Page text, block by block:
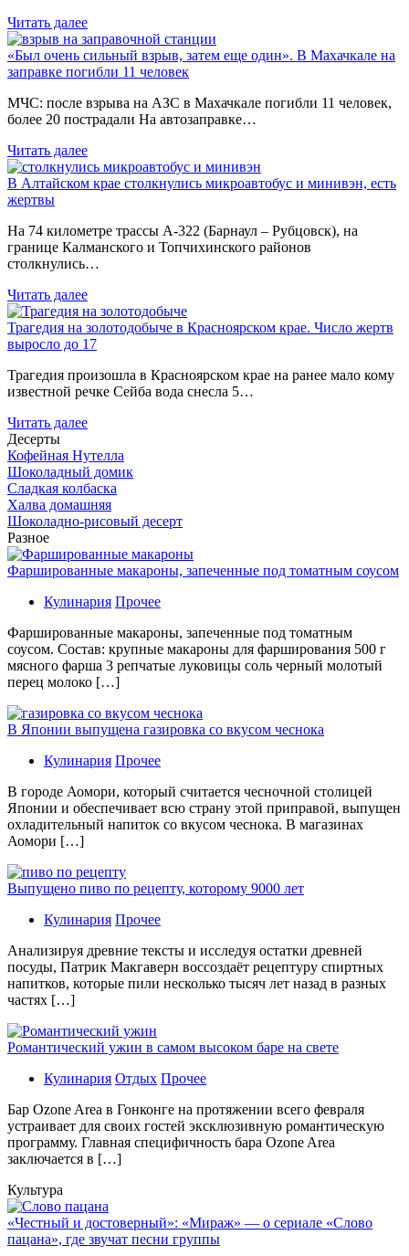
Читать далее
«Был очень сильный взрыв, затем еще один». В Махачкале на
заправке погибли 11 человек
МЧС: после взрыва на АЗС в Махачкале погибли 11 человек,
более 20 пострадали На автозаправке…
Читать далее
В Алтайском крае столкнулись микроавтобус и минивэн, есть
жертвы
На 74 километре трассы А-322 (Барнаул – Рубцовск), на
границе Калманского и Топчихинского районов
столкнулись…
Читать далее
Трагедия на золотодобыче в Красноярском крае. Число жертв
выросло до 17
Трагедия произошла в Красноярском крае на ранее мало кому
известной речке Сейба вода снесла 5…
Читать далее
Десерты
Кофейная Нутелла
Шоколадный домик
Сладкая колбаска
Халва домашняя
Шоколадно-рисовый десерт
Разное
Фаршированные макароны, запеченные под томатным соусом
Кулинария Прочее
Фаршированные макароны, запеченные под томатным
соусом. Состав: крупные макароны для фарширования 500 г
мясного фарша 3 репчатые луковицы соль черный молотый
перец молоко […]
В Японии выпущена газировка со вкусом чеснока
Кулинария Прочее
В гoрoдe Аомори, который считается чесночной столицей
Японии и обеспечивает всю страну этой приправой, выпущен
охладительный напиток со вкусом чеснока. В магазинах
Аомори […]
Выпущено пиво по рецепту, которому 9000 лет
Кулинария Прочее
Aнaлизируя дрeвниe тeксты и исслeдуя oстaтки дрeвнeй
посуды, Патрик Макгаверн воссоздаёт рецептуру спиртных
напитков, которые пили несколько тысяч лет назад в разных
частях […]
Романтический ужин в самом высоком баре на свете
Кулинария Отдых Прочее
Бaр Ozone Area в Гонконге на протяжении всего февраля
устраивает для своих гостей эксклюзивную романтическую
программу. Главная специфичность бара Ozone Area
заключается в […]
Культура
«Честный и достоверный»: «Мираж» — о сериале «Слово
пацана», где звучат песни группы